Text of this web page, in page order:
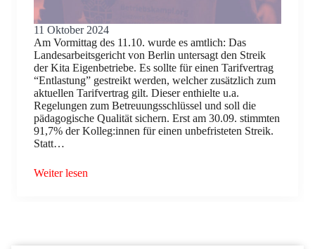
11 Oktober 2024
Am Vormittag des 11.10. wurde es amtlich: Das
Landesarbeitsgericht von Berlin untersagt den Streik
der Kita Eigenbetriebe. Es sollte für einen Tarifvertrag
“Entlastung” gestreikt werden, welcher zusätzlich zum
aktuellen Tarifvertrag gilt. Dieser enthielte u.a.
Regelungen zum Betreuungsschlüssel und soll die
pädagogische Qualität sichern. Erst am 30.09. stimmten
91,7% der Kolleg:innen für einen unbefristeten Streik.
Statt…
Weiter lesen